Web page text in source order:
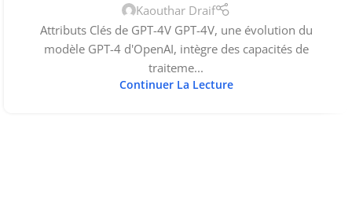
Kaouthar Draif
Attributs Clés de GPT-4V GPT-4V, une évolution du
modèle GPT-4 d'OpenAI, intègre des capacités de
traiteme...
Continuer La Lecture